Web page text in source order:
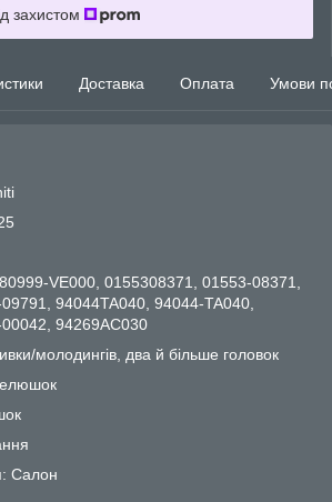
захистом
Доставка Оплата Умови
VE000, 0155308371, 01553-08371,
94044TA040, 94044-TA040,
94269AC030
молодингів, два й більше головок
Салон